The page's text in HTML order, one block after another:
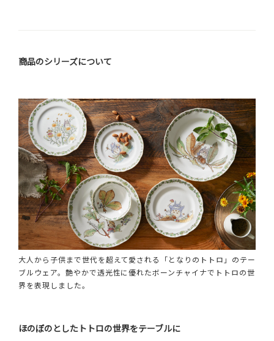
商品のシリーズについて
大人から子供まで世代を超えて愛される「となりのトトロ」のテー
ブルウェア。艶やかで透光性に優れたボーンチャイナでトトロの世
界を表現しました。
ほのぼのとしたトトロの世界をテーブルに